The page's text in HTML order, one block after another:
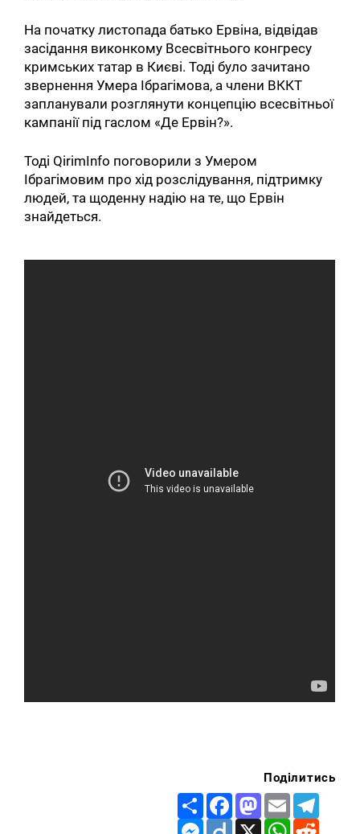
На початку листопада батько Ервіна, відвідав
засідання виконкому Всесвітнього конгресу
кримських татар в Києві. Тоді було зачитано
звернення Умера Ібрагімова, а члени ВККТ
запланували розглянути концепцію всесвітньої
кампанії під гаслом «Де Ервін?».
Тоді QirimInfo поговорили з Умером
Ібрагімовим про хід розслідування, підтримку
людей, та щоденну надію на те, що Ервін
знайдеться.
Поділитись
Share FacebookMastodon
Email
Messenger
Diigo X WhatsApp